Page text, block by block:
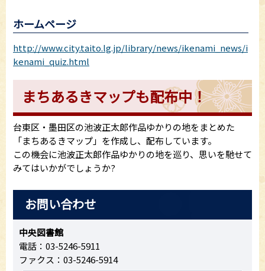
ホームページ
http://www.city.taito.lg.jp/library/news/ikenami_news/i
kenami_quiz.html
まちあるきマップも配布中！
台東区・墨田区の池波正太郎作品ゆかりの地をまとめた
「まちあるきマップ」を作成し、配布しています。
この機会に池波正太郎作品ゆかりの地を巡り、思いを馳せて
みてはいかがでしょうか?
お問い合わせ
中央図書館
電話：03-5246-5911
ファクス：03-5246-5914